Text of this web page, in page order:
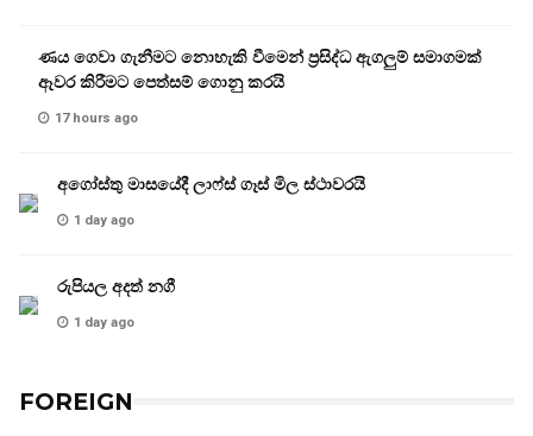
ණය ගෙවා ගැනීමට නොහැකි වීමෙන් ප්‍රසිද්ධ ඇගලුම් සමාගමක්
ඈවර කිරීමට පෙත්සම් ගොනු කරයි
17 hours ago
අගෝස්තු මාසයේදී ලාෆ්ස් ගෑස් මිල ස්ථාවරයි
1 day ago
රුපියල අදත් නගී
1 day ago
FOREIGN